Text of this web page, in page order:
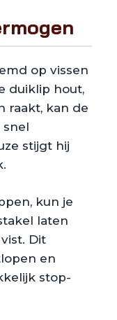
op vissen
duiklip hout,
raakt, kan de
snel
stijgt hij
kun je
laten
Dit
en
stop-